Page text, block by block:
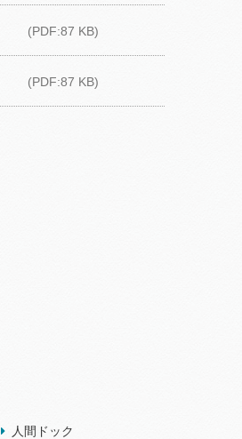
(PDF:87 KB)
(PDF:87 KB)
人間ドック